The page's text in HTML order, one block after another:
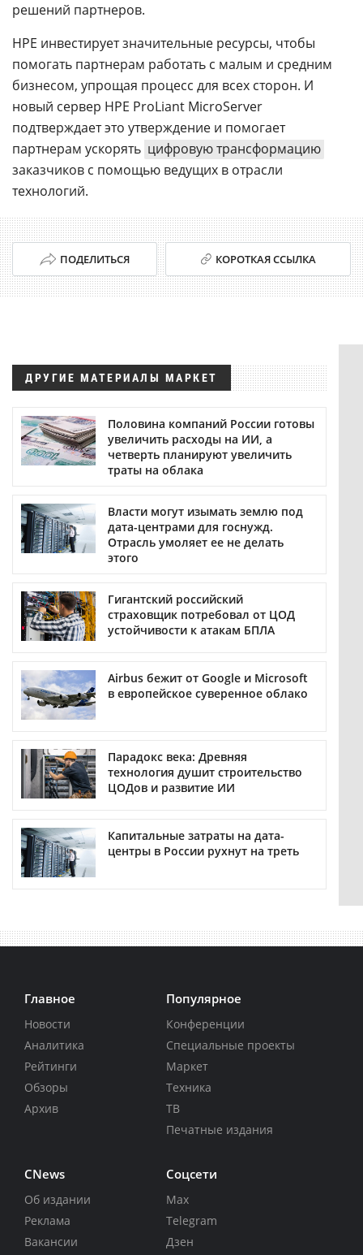
решений партнеров.
HPE инвестирует значительные ресурсы, чтобы
помогать партнерам работать с малым и средним
бизнесом, упрощая процесс для всех сторон. И
новый сервер HPE ProLiant MicroServer
подтверждает это утверждение и помогает
партнерам ускорять цифровую трансформацию
заказчиков с помощью ведущих в отрасли
технологий.
ПОДЕЛИТЬСЯ КОРОТКАЯ ССЫЛКА
ДРУГИЕ МАТЕРИАЛЫ МАРКЕТ
Половина компаний России готовы
увеличить расходы на ИИ, а
четверть планируют увеличить
траты на облака
Власти могут изымать землю под
дата-центрами для госнужд.
Отрасль умоляет ее не делать
этого
Гигантский российский
страховщик потребовал от ЦОД
устойчивости к атакам БПЛА
Airbus бежит от Google и Microsoft
в европейское суверенное облако
Парадокс века: Древняя
технология душит строительство
ЦОДов и развитие ИИ
Капитальные затраты на дата-
центры в России рухнут на треть
Главное
Новости
Аналитика
Рейтинги
Обзоры
Архив
Популярное
Конференции
Специальные проекты
Маркет
Техника
ТВ
Печатные издания
CNews
Об издании
Реклама
Вакансии
Соцсети
Max
Telegram
Дзен